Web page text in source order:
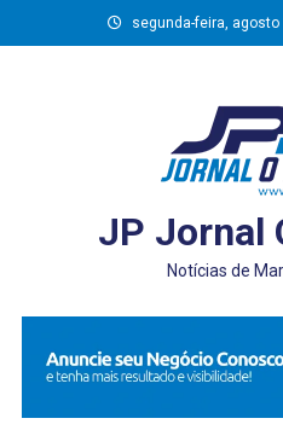
to
segunda-feira, agosto
JP Jornal
Notícias de